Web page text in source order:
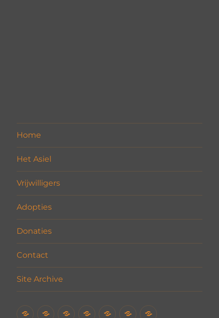
Home
Het Asiel
Vrijwilligers
Adopties
Donaties
Contact
Site Archive
HomeHet Vrijwilligers
AdoptiesDonaties
ContactSite